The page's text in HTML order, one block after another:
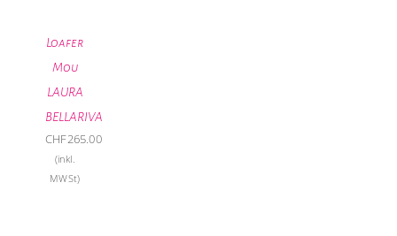
Loafer
Mou
LAURA
BELLARIVA
CHF265.00
(inkl.
MWSt)